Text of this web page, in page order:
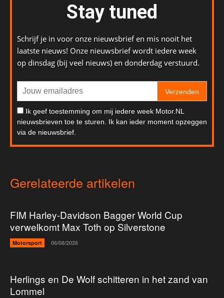
Stay tuned
Schrijf je in voor onze nieuwsbrief en mis nooit het
laatste nieuws! Onze nieuwsbrief wordt iedere week
op dinsdag (bij veel nieuws) en donderdag verstuurd.
Verzenden
Ik geef toestemming om mij iedere week Motor.NL
nieuwsbrieven toe te sturen. Ik kan ieder moment opzeggen
via de nieuwsbrief.
Gerelateerde artikelen
FIM Harley-Davidson Bagger World Cup
verwelkomt Max Toth op Silverstone
Motorsport 06/08/2026
Herlings en De Wolf schitteren in het zand van
Lommel